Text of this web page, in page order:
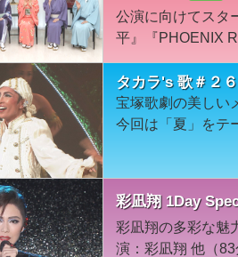
公演に向けてスタ
平』『PHOENIX
タカラ's 歌＃２６
宝塚歌劇の美しい
今回は「夏」をテ
彩凪翔 1Day
彩凪翔の多彩な魅
演：彩凪翔 他（83